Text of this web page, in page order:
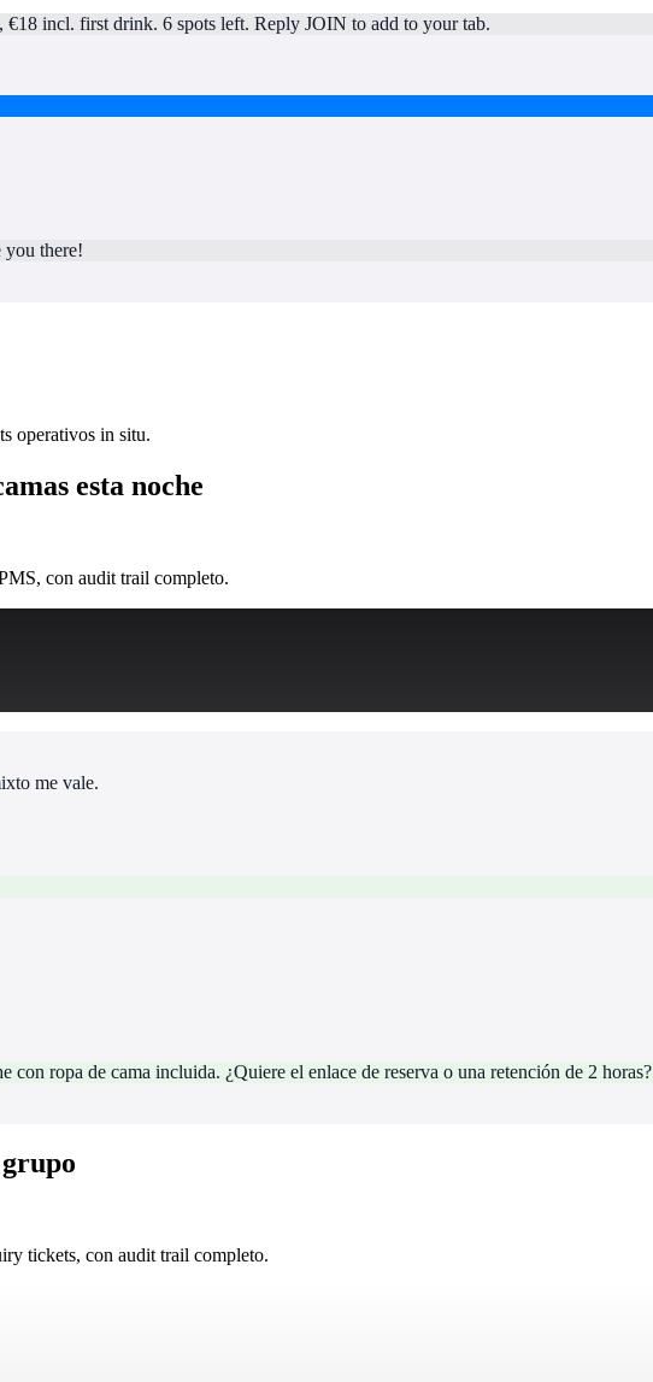
incl. first drink. 6 spots left. Reply JOIN to add to your tab.
you there!
operativos in situ.
esta noche
con audit trail completo.
me vale.
con ropa de cama incluida. ¿Quiere el enlace de reserva o una retención de 2 horas?
tickets, con audit trail completo.